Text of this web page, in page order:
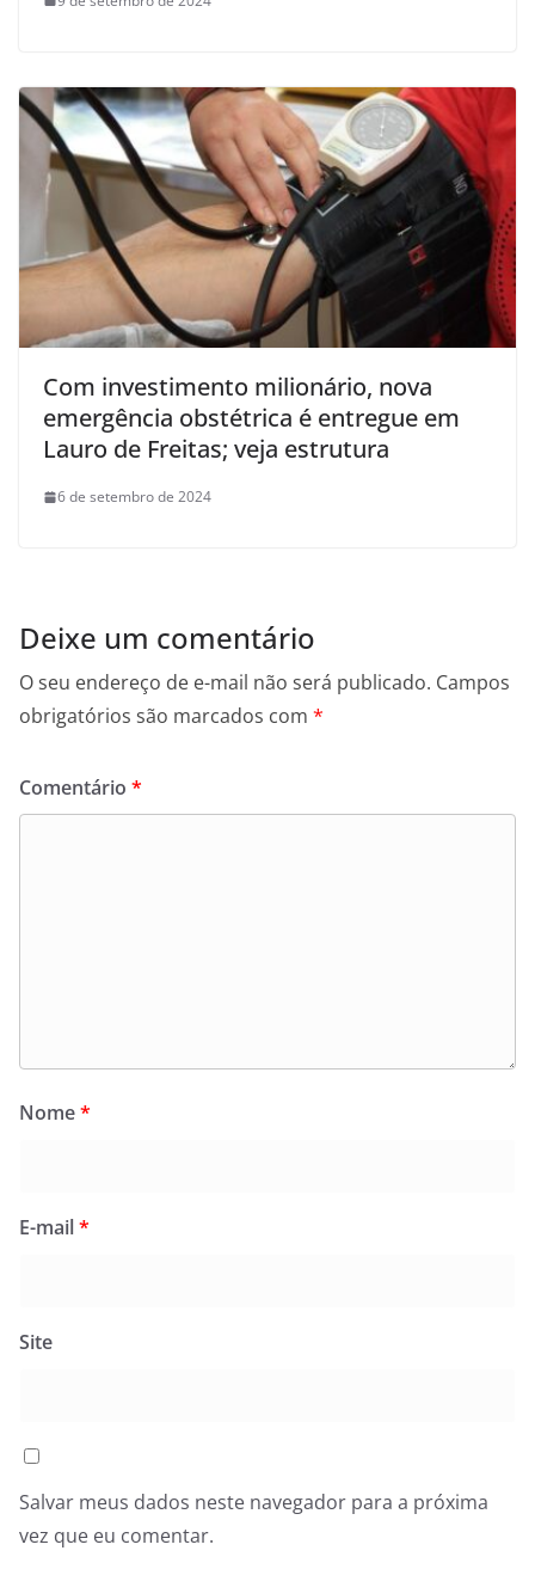
Com investimento milionário, nova
emergência obstétrica é entregue em
Lauro de Freitas; veja estrutura
6 de setembro de 2024
Deixe um comentário
O seu endereço de e-mail não será publicado. Campos
obrigatórios são marcados com *
Comentário *
Nome*
E-mail*
Site
Salvar meus dados neste navegador para a próxima
vez que eu comentar.